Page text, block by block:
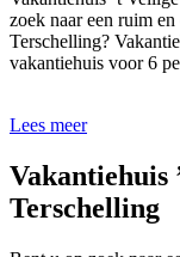
zoek naar een ruim
Terschelling?
vakantiehuis voor 6
Lees meer
Vakantiehuis
Terschelling